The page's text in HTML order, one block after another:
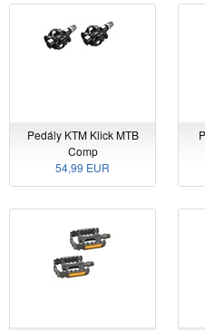
Pedály KTM Klick MTB
Comp
54,99 EUR